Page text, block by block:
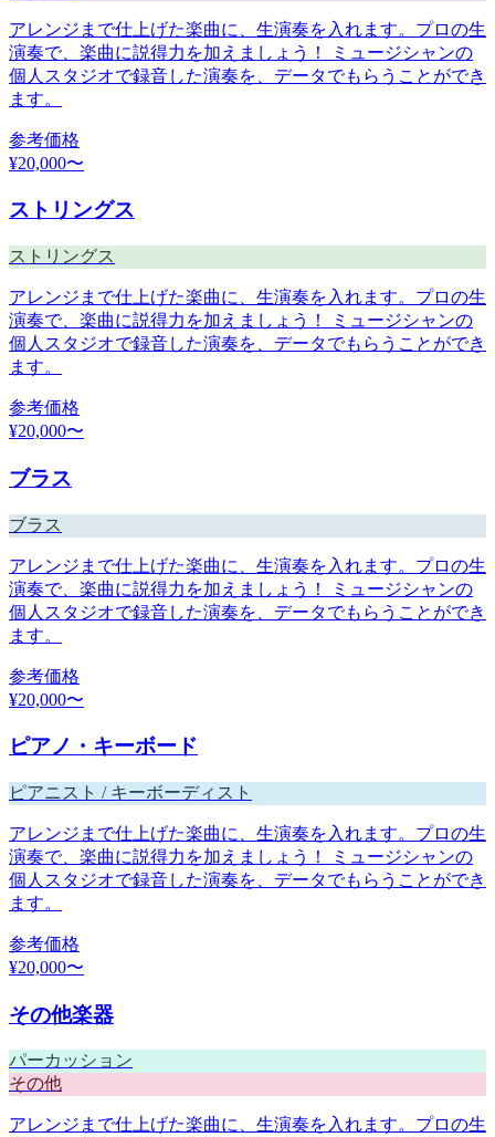
アレンジまで仕上げた楽曲に、生演奏を入れます。プロの生
演奏で、楽曲に説得力を加えましょう！ ミュージシャンの
個人スタジオで録音した演奏を、データでもらうことができ
ます。
参考価格
¥20,000〜
ストリングス
ストリングス
アレンジまで仕上げた楽曲に、生演奏を入れます。プロの生
演奏で、楽曲に説得力を加えましょう！ ミュージシャンの
個人スタジオで録音した演奏を、データでもらうことができ
ます。
参考価格
¥20,000〜
ブラス
ブラス
アレンジまで仕上げた楽曲に、生演奏を入れます。プロの生
演奏で、楽曲に説得力を加えましょう！ ミュージシャンの
個人スタジオで録音した演奏を、データでもらうことができ
ます。
参考価格
¥20,000〜
ピアノ・キーボード
ピアニスト / キーボーディスト
アレンジまで仕上げた楽曲に、生演奏を入れます。プロの生
演奏で、楽曲に説得力を加えましょう！ ミュージシャンの
個人スタジオで録音した演奏を、データでもらうことができ
ます。
参考価格
¥20,000〜
その他楽器
パーカッション
その他
アレンジまで仕上げた楽曲に、生演奏を入れます。プロの生